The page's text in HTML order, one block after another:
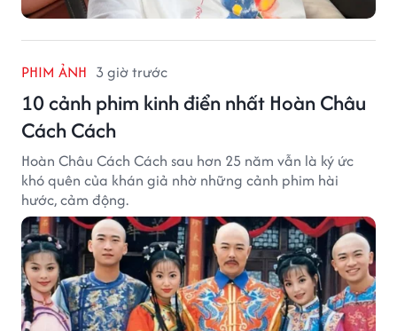
PHIM ẢNH 3 giờ trước
10 cảnh phim kinh điển nhất Hoàn Châu
Cách Cách
Hoàn Châu Cách Cách sau hơn 25 năm vẫn là ký ức
khó quên của khán giả nhờ những cảnh phim hài
hước, cảm động.